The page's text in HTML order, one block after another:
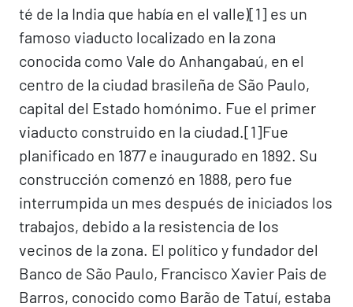
té de la India que había en el valle)[1]​ es un
famoso viaducto localizado en la zona
conocida como Vale do Anhangabaú, en el
centro de la ciudad brasileña de São Paulo,
capital del Estado homónimo. Fue el primer
viaducto construido en la ciudad.[1]​Fue
planificado en 1877 e inaugurado en 1892. Su
construcción comenzó en 1888, pero fue
interrumpida un mes después de iniciados los
trabajos, debido a la resistencia de los
vecinos de la zona. El político y fundador del
Banco de São Paulo, Francisco Xavier Pais de
Barros, conocido como Barão de Tatuí, estaba